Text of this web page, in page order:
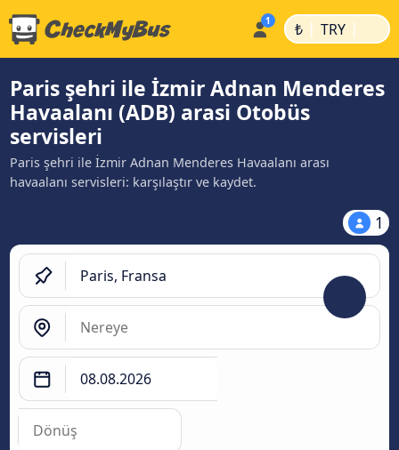
₺ | TRY |
Paris şehri ile İzmir Adnan Menderes
Havaalanı (ADB) arasi Otobüs
servisleri
Paris şehri ile İzmir Adnan Menderes Havaalanı arası
havaalanı servisleri: karşılaştır ve kaydet.
1